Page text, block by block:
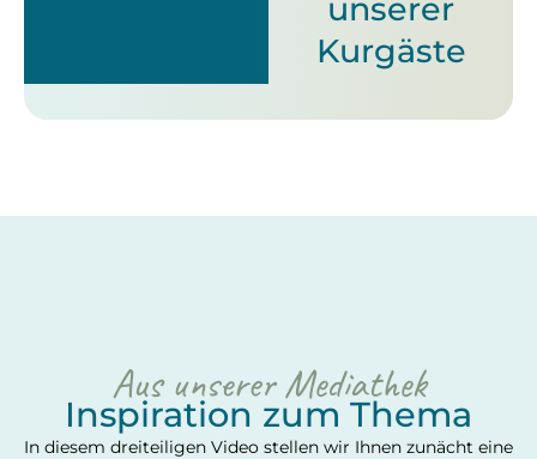
unserer
Kurgäste
Aus unserer Mediathek
Inspiration zum Thema
In diesem dreiteiligen Video stellen wir Ihnen zunächt eine